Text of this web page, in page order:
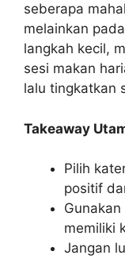
seberapa
melainkan
langkah kecil,
sesi makan
lalu tingkatkan
Takeaway
Pilih
positif
memiliki
Jangan